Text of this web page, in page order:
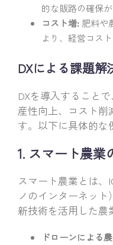
的な販路の確保
コスト増: 肥料や
より、経営コス
DXによる課題解
DXを導入すること
産性向上、コスト削
す。以下に具体的な
1. スマート農業
スマート農業とは、
ノのインターネッ
新技術を活用した農
ドローンによる